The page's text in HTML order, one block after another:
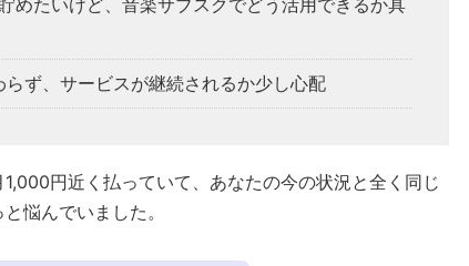
めたいけど、音楽サブスクでどう活用できるか具
ず、サービスが継続されるか少し心配
円近く払っていて、あなたの今の状況と全く同じ
悩んでいました。